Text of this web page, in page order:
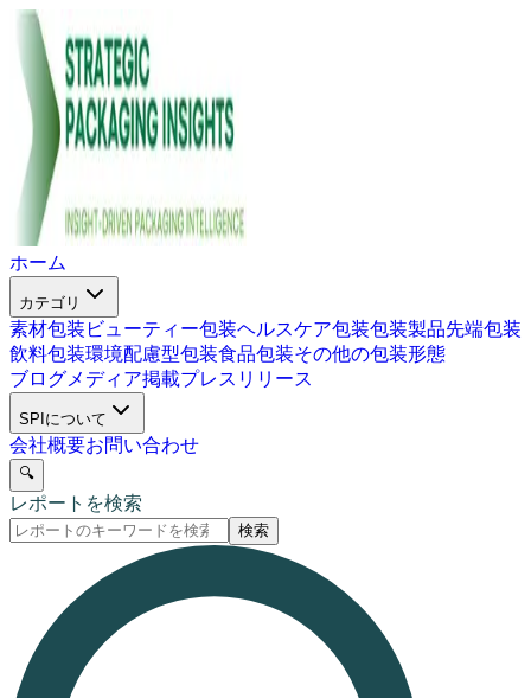
ホーム
カテゴリ
素材包装 ビューティー包装ヘルスケア包装包装製品先端包装
飲料包装環境配慮型包装食品包装その他の包装形態
ブログメディア掲載プレスリリース
SPIについて
会社概要お問い合わせ
🔍
レポートを検索
検索